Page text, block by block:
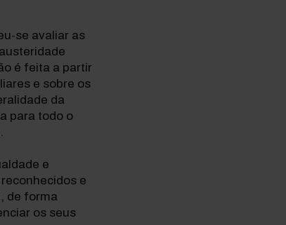
se avaliar as
é feita a partir
e sobre os
da
para todo o
e
e
de forma
os seus